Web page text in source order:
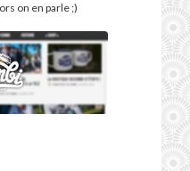
on en parle ;)